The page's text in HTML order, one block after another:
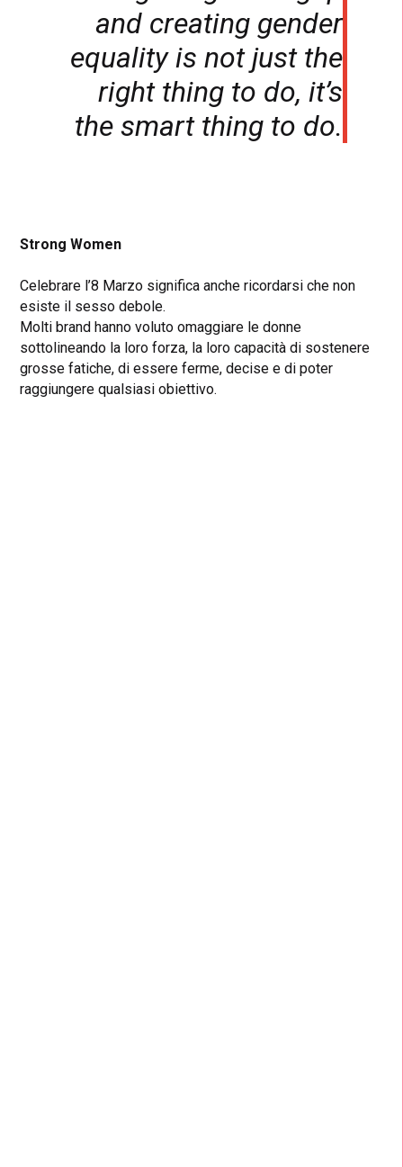
and creating gender
equality is not just the
right thing to do, it’s
the smart thing to do.
Strong Women
Celebrare l’8 Marzo significa anche ricordarsi che non
esiste il sesso debole.
Molti brand hanno voluto omaggiare le donne
sottolineando la loro forza, la loro capacità di sostenere
grosse fatiche, di essere ferme, decise e di poter
raggiungere qualsiasi obiettivo.